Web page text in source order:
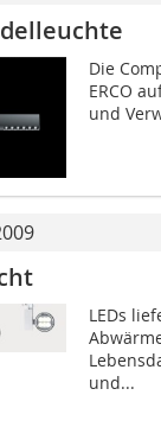
Die
ERCO
und
LEDs
und...